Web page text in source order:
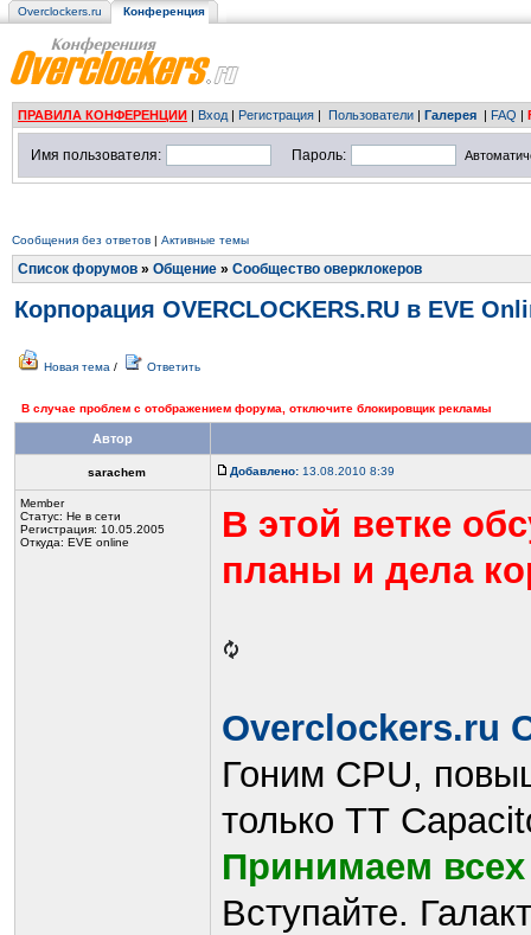
Overclockers.ru Конференция
ПРАВИЛА КОНФЕРЕНЦИИ | Вход | Регистрация | Пользователи | Галерея | FAQ |
Имя пользователя: Пароль:
Сообщения без ответов | Активные темы
Список форумов » Общение » Сообщество оверклокеров
Корпорация OVERCLOCKERS.RU в EVE
Новая тема / Ответить
В случае проблем с отображением форума, отключите блокировщик рекламы
Автор
sarachem Добавлено: 13.08.2010 8:39
Member
Статус: Не в сети
Регистрация: 10.05.2005
Откуда: EVE online
В этой ветке
планы и дела
Overclockers.ru
Гоним CPU,
только ТТ
Принимаем
Вступайте.